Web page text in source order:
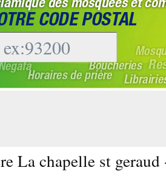
La chapelle st geraud